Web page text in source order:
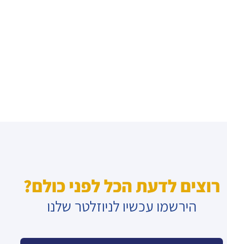
רוצים לדעת הכל לפני כולם?
הירשמו עכשיו לניוזלטר שלנו